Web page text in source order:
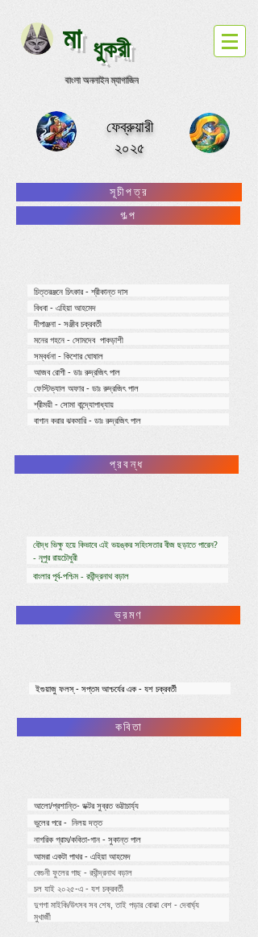
ধুকরী
মা
বাংলা অনলাইন ম্যাগাজিন
ফেব্রুয়ারী
২০২৫
সূচীপত্র
গল্প
চিত্তরঞ্জনে চিৎকার - শ্রীকান্ত দাস
বিধবা - এহিয়া আহমেদ
দীপাঞ্জনা - সঞ্জীব চক্রবর্তী
মনের গহনে - সোমদেব পাকড়াশী
সম্বর্ধনা - কিশোর ঘোষাল
আজব রোগী - ডাঃ রুদ্রজিৎ পাল
ফেস্টিভ্যাল অফার - ডাঃ রুদ্রজিৎ পাল
শ্রীময়ী - সোমা বান্দ্যোপাধ্যায়
বাগান করার ঝকমারি - ডাঃ রুদ্রজিৎ পাল
প্রবন্ধ
বৌদ্ধ ভিক্ষু হয়ে কিভাবে এই ভয়ঙ্কর সহিংসতার বীজ ছড়াতে পারেন?
- নূপুর রায়চৌধুরী
বাংলার পূর্ব-পশ্চিম - রথীন্দ্রনাথ বড়াল
ভ্রমণ
ইগুয়াজু ফলস্ - সপ্তম আশ্চর্যের এক - যশ চক্রবর্তী
কবিতা
আলো/প্রশান্তি- ডক্টর সুব্রত ভট্টাচার্য্য
ভুলের পরে - নিলয় দত্ত
নাগরিক গ্রাম/কবিতা-গান - সুকান্ত পাল
আমরা একটা পাথর - এহিয়া আহমেদ
বেগুনী ফুলের গাছ - রথীন্দ্রনাথ বড়াল
চল যাই ২০২৫-এ - যশ চক্রবর্তী
দুগগা মাইকি/উৎসব সব শেষ, তাই পড়ার বোঝা বেশ - দেবার্ঘ্য
মুখার্জী